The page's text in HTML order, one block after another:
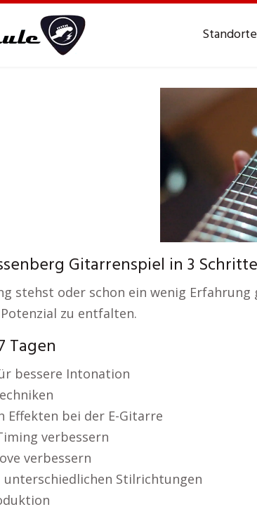
Standorte
Gitarrenspiel in 3
stehst oder schon ein wenig
zu entfalten.
Tagen
bessere Intonation
Effekten bei der E-Gitarre
verbessern
verbessern
unterschiedlichen Stilrichtungen